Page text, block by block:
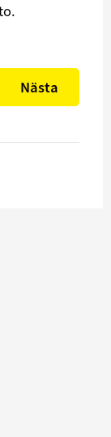
Nästa